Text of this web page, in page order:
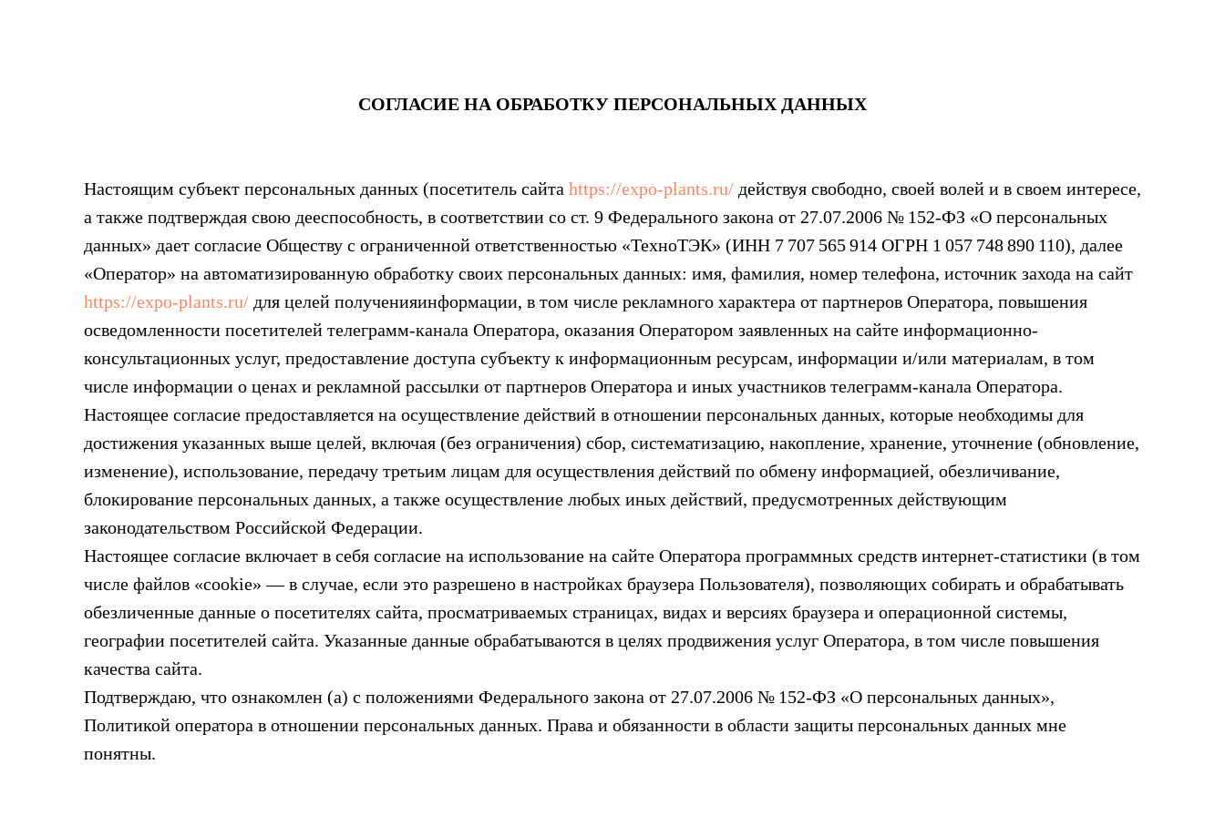
СОГЛАСИЕ НА ОБРАБОТКУ ПЕРСОНАЛЬНЫХ ДАННЫХ
Настоящим субъект персональных данных (посетитель сайта https://expo-plants.ru/ действуя свободно, своей волей и в своем интересе,
а также подтверждая свою дееспособность, в соответствии со ст. 9 Федерального закона от 27.07.2006 № 152-ФЗ «О персональных
данных» дает согласие Обществу с ограниченной ответственностью «ТехноТЭК» (ИНН 7 707 565 914 ОГРН 1 057 748 890 110), далее
«Оператор» на автоматизированную обработку своих персональных данных: имя, фамилия, номер телефона, источник захода на сайт
https://expo-plants.ru/ для целей полученияинформации, в том числе рекламного характера от партнеров Оператора, повышения
осведомленности посетителей телеграмм-канала Оператора, оказания Оператором заявленных на сайте информационно-
консультационных услуг, предоставление доступа субъекту к информационным ресурсам, информации и/или материалам, в том
числе информации о ценах и рекламной рассылки от партнеров Оператора и иных участников телеграмм-канала Оператора.
Настоящее согласие предоставляется на осуществление действий в отношении персональных данных, которые необходимы для
достижения указанных выше целей, включая (без ограничения) сбор, систематизацию, накопление, хранение, уточнение (обновление,
изменение), использование, передачу третьим лицам для осуществления действий по обмену информацией, обезличивание,
блокирование персональных данных, а также осуществление любых иных действий, предусмотренных действующим
законодательством Российской Федерации.
Настоящее согласие включает в себя согласие на использование на сайте Оператора программных средств интернет-статистики (в том
числе файлов «cookie» — в случае, если это разрешено в настройках браузера Пользователя), позволяющих собирать и обрабатывать
обезличенные данные о посетителях сайта, просматриваемых страницах, видах и версиях браузера и операционной системы,
географии посетителей сайта. Указанные данные обрабатываются в целях продвижения услуг Оператора, в том числе повышения
качества сайта.
Подтверждаю, что ознакомлен (а) с положениями Федерального закона от 27.07.2006 № 152-ФЗ «О персональных данных»,
Политикой оператора в отношении персональных данных. Права и обязанности в области защиты персональных данных мне
понятны.